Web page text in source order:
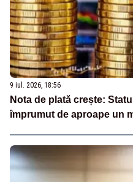
9 iul. 2026, 18:56
Nota de plată crește:
împrumut de aproape un